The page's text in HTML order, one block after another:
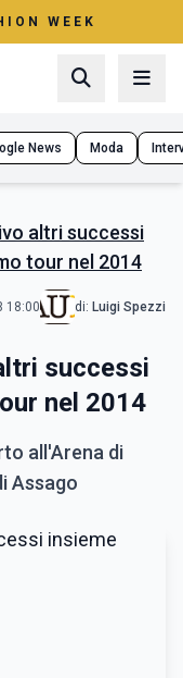
WEEK
News Moda
altri successi
tour nel 2014
18:00 di: Luigi Spezzi
successi
nel 2014
all'Arena di
Assago